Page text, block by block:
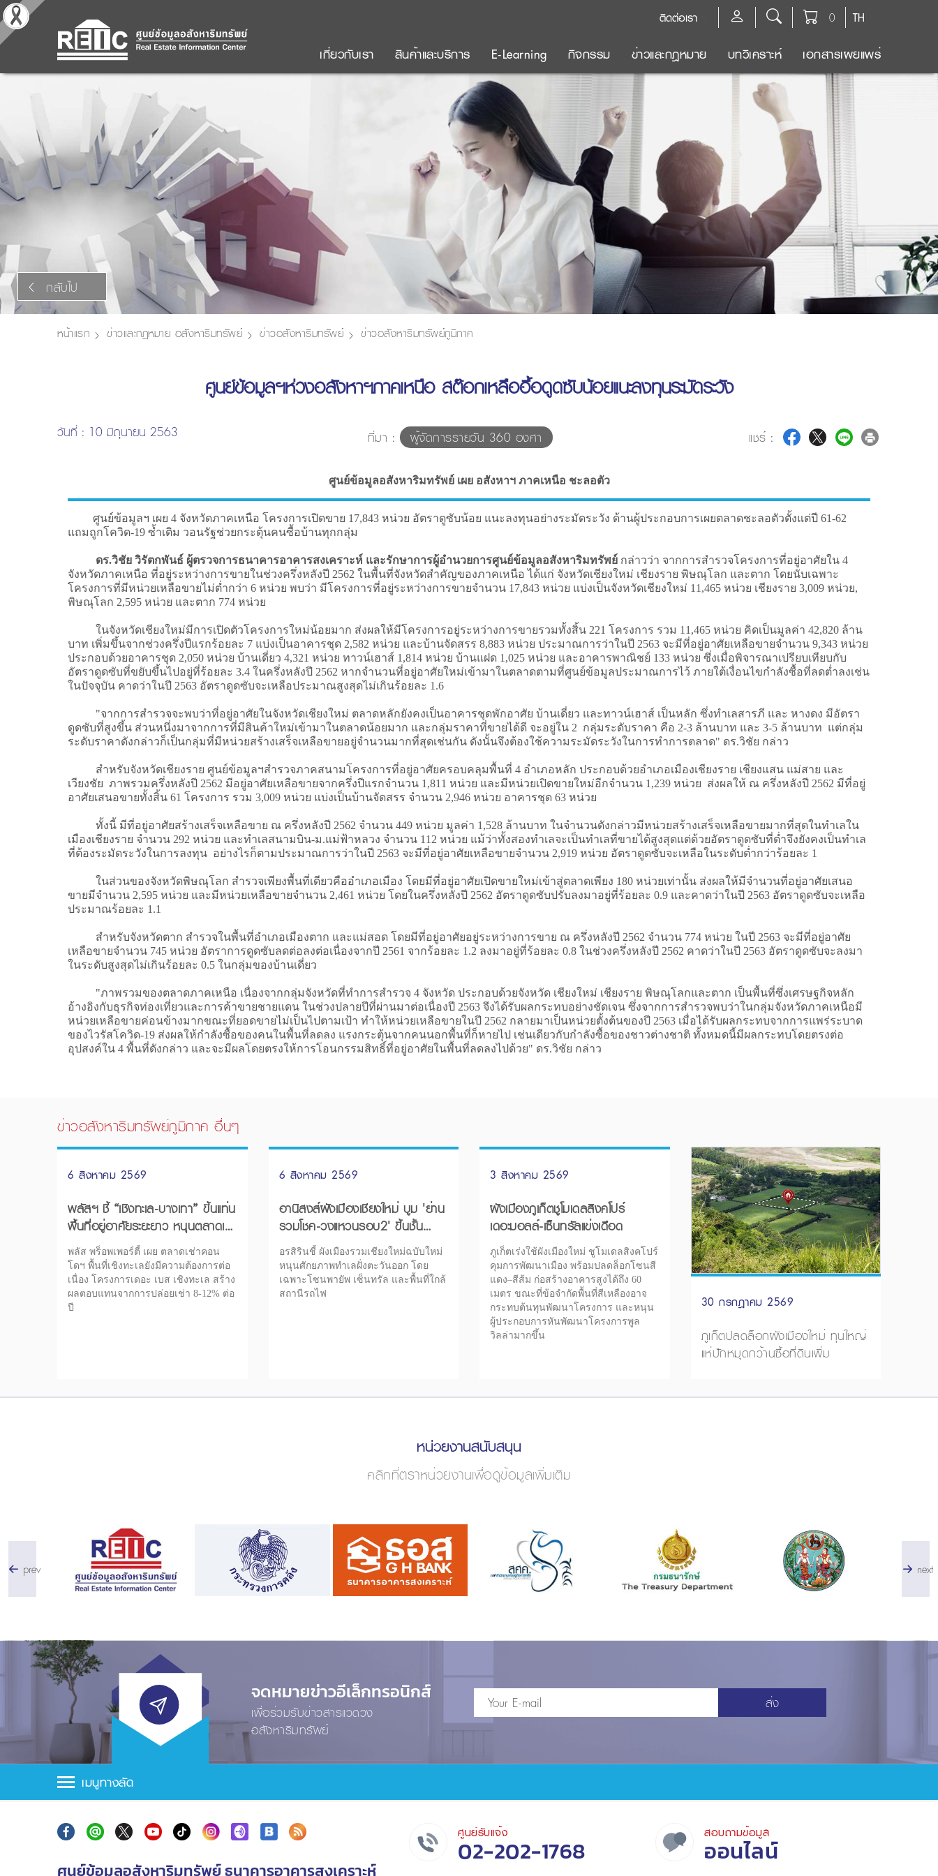
TH
0
ติดต่อเรา
เกี่ยวกับเรา สินค้าและบริการ E-Learning กิจกรรม ข่าวและกฎหมาย บทวิเคราะห์ เอกสารเผยแพร่
กลับไป
หน้าแรก ข่าวและกฎหมาย อสังหาริมทรัพย์ ข่าวอสังหาริมทรัพย์ ข่าวอสังหาริมทรัพย์ภูมิภาค
ศูนย์ข้อมูลฯห่วงอสังหาฯภาคเหนือ สต๊อกเหลืออื้อดูดซับน้อยแนะลงทุนระมัดระวัง
วันที่ : 10 มิถุนายน 2563 ที่มา : ผู้จัดการรายวัน 360 องศา แชร์ :
ศูนย์ข้อมูลอสังหาริมทรัพย์ เผย อสังหาฯ ภาคเหนือ ชะลอตัว
ศูนย์ข้อมูลฯ เผย 4 จังหวัดภาคเหนือ โครงการเปิดขาย 17,843 หน่วย อัตราดูซับน้อย แนะลงทุนอย่างระมัดระวัง ด้านผู้ประกอบการเผยตลาดชะลอตัวตั้งแต่ปี 61-62
แถมถูกโควิด-19 ซ้ำเติม วอนรัฐช่วยกระตุ้นคนซื้อบ้านทุกกลุ่ม
ดร.วิชัย วิรัตกพันธ์ ผู้ตรวจการธนาคารอาคารสงเคราะห์ และรักษาการผู้อำนวยการศูนย์ข้อมูลอสังหาริมทรัพย์ กล่าวว่า จากการสำรวจโครงการที่อยู่อาศัยใน 4
จังหวัดภาคเหนือ ที่อยู่ระหว่างการขายในช่วงครึ่งหลังปี 2562 ในพื้นที่จังหวัดสำคัญของภาคเหนือ ได้แก่ จังหวัดเชียงใหม่ เชียงราย พิษณุโลก และตาก โดยนับเฉพาะ
โครงการที่มีหน่วยเหลือขายไม่ต่ำกว่า 6 หน่วย พบว่า มีโครงการที่อยู่ระหว่างการขายจำนวน 17,843 หน่วย แบ่งเป็นจังหวัดเชียงใหม่ 11,465 หน่วย เชียงราย 3,009 หน่วย,
พิษณุโลก 2,595 หน่วย และตาก 774 หน่วย
ในจังหวัดเชียงใหม่มีการเปิดตัวโครงการใหม่น้อยมาก ส่งผลให้มีโครงการอยู่ระหว่างการขายรวมทั้งสิ้น 221 โครงการ รวม 11,465 หน่วย คิดเป็นมูลค่า 42,820 ล้าน
บาท เพิ่มขึ้นจากช่วงครึ่งปีแรกร้อยละ 7 แบ่งเป็นอาคารชุด 2,582 หน่วย และบ้านจัดสรร 8,883 หน่วย ประมาณการว่าในปี 2563 จะมีที่อยู่อาศัยเหลือขายจำนวน 9,343 หน่วย
ประกอบด้วยอาคารชุด 2,050 หน่วย บ้านเดี่ยว 4,321 หน่วย ทาวน์เฮาส์ 1,814 หน่วย บ้านแฝด 1,025 หน่วย และอาคารพาณิชย์ 133 หน่วย ซึ่งเมื่อพิจารณาเปรียบเทียบกับ
อัตราดูดซับที่ขยับขึ้นไปอยู่ที่ร้อยละ 3.4 ในครึ่งหลังปี 2562 หากจำนวนที่อยู่อาศัยใหม่เข้ามาในตลาดตามที่ศูนย์ข้อมูลประมาณการไว้ ภายใต้เงื่อนไขกำลังซื้อที่ลดต่ำลงเช่น
ในปัจจุบัน คาดว่าในปี 2563 อัตราดูดซับจะเหลือประมาณสูงสุดไม่เกินร้อยละ 1.6
"จากการสำรวจจะพบว่าที่อยู่อาศัยในจังหวัดเชียงใหม่ ตลาดหลักยังคงเป็นอาคารชุดพักอาศัย บ้านเดี่ยว และทาวน์เฮาส์ เป็นหลัก ซึ่งทำเลสารภี และ หางดง มีอัตรา
ดูดซับที่สูงขึ้น ส่วนหนึ่งมาจากการที่มีสินค้าใหม่เข้ามาในตลาดน้อยมาก และกลุ่มราคาที่ขายได้ดี จะอยู่ใน 2 กลุ่มระดับราคา คือ 2-3 ล้านบาท และ 3-5 ล้านบาท แต่กลุ่ม
ระดับราคาดังกล่าวก็เป็นกลุ่มที่มีหน่วยสร้างเสร็จเหลือขายอยู่จำนวนมากที่สุดเช่นกัน ดังนั้นจึงต้องใช้ความระมัดระวังในการทำการตลาด" ดร.วิชัย กล่าว
สำหรับจังหวัดเชียงราย ศูนย์ข้อมูลฯสำรวจภาคสนามโครงการที่อยู่อาศัยครอบคลุมพื้นที่ 4 อำเภอหลัก ประกอบด้วยอำเภอเมืองเชียงราย เชียงแสน แม่สาย และ
เวียงชัย ภาพรวมครึ่งหลังปี 2562 มีอยู่อาศัยเหลือขายจากครึ่งปีแรกจำนวน 1,811 หน่วย และมีหน่วยเปิดขายใหม่อีกจำนวน 1,239 หน่วย ส่งผลให้ ณ ครึ่งหลังปี 2562 มีที่อยู่
อาศัยเสนอขายทั้งสิ้น 61 โครงการ รวม 3,009 หน่วย แบ่งเป็นบ้านจัดสรร จำนวน 2,946 หน่วย อาคารชุด 63 หน่วย
ทั้งนี้ มีที่อยู่อาศัยสร้างเสร็จเหลือขาย ณ ครึ่งหลังปี 2562 จำนวน 449 หน่วย มูลค่า 1,528 ล้านบาท ในจำนวนดังกล่าวมีหน่วยสร้างเสร็จเหลือขายมากที่สุดในทำเลใน
เมืองเชียงราย จำนวน 292 หน่วย และทำเลสนามบิน-ม.แม่ฟ้าหลวง จำนวน 112 หน่วย แม้ว่าทั้งสองทำเลจะเป็นทำเลที่ขายได้สูงสุดแต่ด้วยอัตราดูดซับที่ต่ำจึงยังคงเป็นทำเล
ที่ต้องระมัดระวังในการลงทุน อย่างไรก็ตามประมาณการว่าในปี 2563 จะมีที่อยู่อาศัยเหลือขายจำนวน 2,919 หน่วย อัตราดูดซับจะเหลือในระดับต่ำกว่าร้อยละ 1
ในส่วนของจังหวัดพิษณุโลก สำรวจเพียงพื้นที่เดียวคืออำเภอเมือง โดยมีที่อยู่อาศัยเปิดขายใหม่เข้าสู่ตลาดเพียง 180 หน่วยเท่านั้น ส่งผลให้มีจำนวนที่อยู่อาศัยเสนอ
ขายมีจำนวน 2,595 หน่วย และมีหน่วยเหลือขายจำนวน 2,461 หน่วย โดยในครึ่งหลังปี 2562 อัตราดูดซับปรับลงมาอยู่ที่ร้อยละ 0.9 และคาดว่าในปี 2563 อัตราดูดซับจะเหลือ
ประมาณร้อยละ 1.1
สำหรับจังหวัดตาก สำรวจในพื้นที่อำเภอเมืองตาก และแม่สอด โดยมีที่อยู่อาศัยอยู่ระหว่างการขาย ณ ครึ่งหลังปี 2562 จำนวน 774 หน่วย ในปี 2563 จะมีที่อยู่อาศัย
เหลือขายจำนวน 745 หน่วย อัตราการดูดซับลดต่อลงต่อเนื่องจากปี 2561 จากร้อยละ 1.2 ลงมาอยู่ที่ร้อยละ 0.8 ในช่วงครึ่งหลังปี 2562 คาดว่าในปี 2563 อัตราดูดซับจะลงมา
ในระดับสูงสุดไม่เกินร้อยละ 0.5 ในกลุ่มของบ้านเดี่ยว
"ภาพรวมของตลาดภาคเหนือ เนื่องจากกลุ่มจังหวัดที่ทำการสำรวจ 4 จังหวัด ประกอบด้วยจังหวัด เชียงใหม่ เชียงราย พิษณุโลกและตาก เป็นพื้นที่ซึ่งเศรษฐกิจหลัก
อ้างอิงกับธุรกิจท่องเที่ยวและการค้าขายชายแดน ในช่วงปลายปีที่ผ่านมาต่อเนื่องปี 2563 จึงได้รับผลกระทบอย่างชัดเจน ซึ่งจากการสำรวจพบว่าในกลุ่มจังหวัดภาคเหนือมี
หน่วยเหลือขายค่อนข้างมากขณะที่ยอดขายไม่เป็นไปตามเป้า ทำให้หน่วยเหลือขายในปี 2562 กลายมาเป็นหน่วยตั้งต้นของปี 2563 เมื่อได้รับผลกระทบจากการแพร่ระบาด
ของไวรัสโควิด-19 ส่งผลให้กำลังซื้อของคนในพื้นที่ลดลง แรงกระตุ้นจากคนนอกพื้นที่ก็หายไป เช่นเดียวกับกำลังซื้อของชาวต่างชาติ ทั้งหมดนี้มีผลกระทบโดยตรงต่อ
อุปสงค์ใน 4 พื้นที่ดังกล่าว และจะมีผลโดยตรงให้การโอนกรรมสิทธิ์ที่อยู่อาศัยในพื้นที่ลดลงไปด้วย" ดร.วิชัย กล่าว
ข่าวอสังหาริมทรัพย์ภูมิภาค อื่นๆ
6 สิงหาคม 2569
พลัสฯ ชี้ “เชิงทะเล-บางเทา” ขึ้นแท่น
พื้นที่อยู่อาศัยระยะยาว หนุนตลาดเช่า
ขยายตัวแรง
พลัส พร็อพเพอร์ตี้ เผย ตลาดเช่าคอน
โดฯ พื้นที่เชิงทะเลยังมีความต้องการต่อ
เนื่อง โครงการเดอะ เบส เชิงทะเล สร้าง
ผลตอบแทนจากการปล่อยเช่า 8-12% ต่อ
ปี
6 สิงหาคม 2569
อานิสงส์ผังเมืองเชียงใหม่ บูม 'ย่าน
รวมโชค-วงแหวนรอบ2' ขึ้นชั้น
ศูนย์กลางเศรษฐกิจ
อรสิรินชี้ ผังเมืองรวมเชียงใหม่ฉบับใหม่
หนุนศักยภาพทำเลฝั่งตะวันออก โดย
เฉพาะโซนพายัพ เซ็นทรัล และพื้นที่ใกล้
สถานีรถไฟ
3 สิงหาคม 2569
ผังเมืองภูเก็ตชูโมเดลสิงคโปร์
เดอะมอลล์-เซ็นทรัลแข่งเดือด
ภูเก็ตเร่งใช้ผังเมืองใหม่ ชูโมเดลสิงคโปร์
คุมการพัฒนาเมือง พร้อมปลดล็อกโซนสี
แดง–สีส้ม ก่อสร้างอาคารสูงได้ถึง 60
เมตร ขณะที่ข้อจำกัดพื้นที่สีเหลืองอาจ
กระทบต้นทุนพัฒนาโครงการ และหนุน
ผู้ประกอบการหันพัฒนาโครงการพูล
วิลล่ามากขึ้น
30 กรกฎาคม 2569
ภูเก็ตปลดล็อกผังเมืองใหม่ ทุนใหญ่
แห่ปักหมุดกว้านซื้อที่ดินเพิ่ม
หน่วยงานสนับสนุน
คลิกที่ตราหน่วยงานเพื่อดูข้อมูลเพิ่มเติม
prev next
จดหมายข่าวอีเล็กทรอนิกส์
เพื่อร่วมรับข่าวสารแวดวง
อสังหาริมทรัพย์
ส่ง
เมนูทางลัด
ศูนย์ข้อมูลอสังหาริมทรัพย์ ธนาคารอาคารสงเคราะห์
ศูนย์รับแจ้ง
02-202-1768
สอบถามข้อมูล
ออนไลน์